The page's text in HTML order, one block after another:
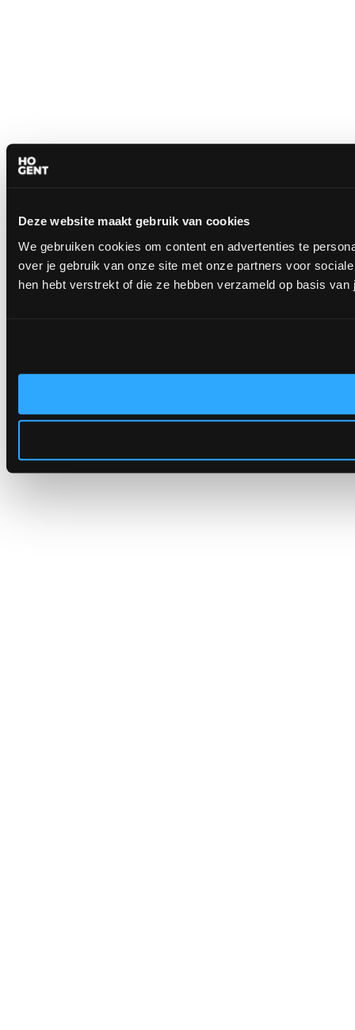
Deze website maakt gebruik van cookies
We gebruiken cookies om content en advertenties te
over je gebruik van onze site met onze partners voor
hen hebt verstrekt of die ze hebben verzameld op basis van